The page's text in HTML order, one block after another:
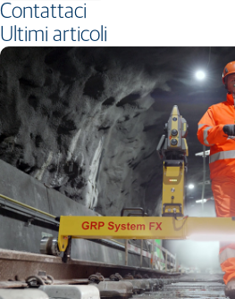
Contattaci
Ultimi articoli